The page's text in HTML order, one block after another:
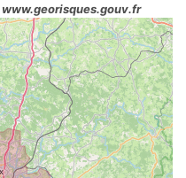
www.georisques.gouv.fr